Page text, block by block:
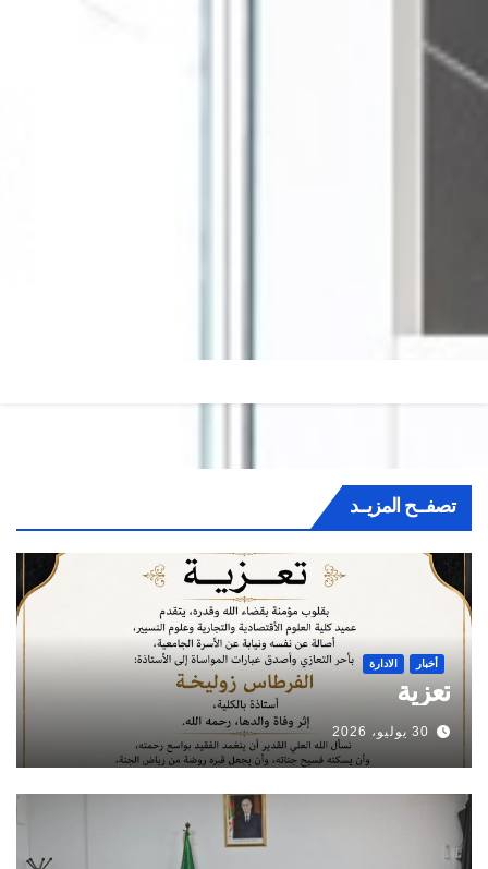
تصفــح المزيــد
أخبار الادارة
تعزية
30 يوليو، 2026